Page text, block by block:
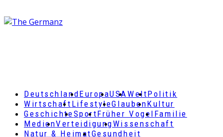
DeutschlandEuropaUSAWeltPolitik
Wirtschaft LifestyleGlaubenKultur
GeschichteSportFrüher Vogel Familie
MedienVerteidigungWissenschaft
Natur & HeimatGesundheit